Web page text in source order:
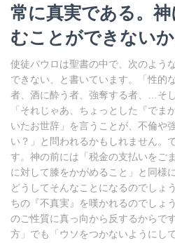
常に真実である。
むことができないか
使徒パウロは聖書の中で、次のよう
できない、と書いています。「性的
者、酒に酔う者、強奪する者、…そ
「それじゃあ、ちょっとした『でま
いたお世辞」を言うことが、不倫や
い？」と問われるかもしれません。
す。神の前には「税金の支払いをご
に対して膝をかがめること」と同様
どうしてそんなことになるのでしょ
ちの『不真実』を嘆かれるのでしょ
のご性質に真っ向から反するからで
方」でも「ウソをつかないようにし